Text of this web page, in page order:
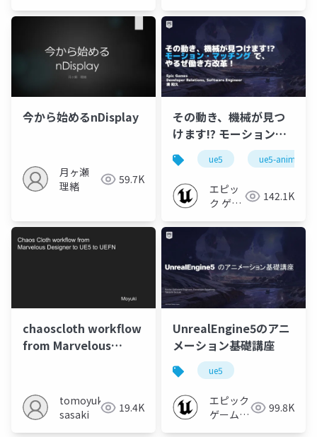
今から始めるnDisplay
月ヶ瀬
理緒
59.7K
その動き、機械が見つ
けます!? モーション・
マッチングで、 やるぜ
働き方改革！
【CEDEC2024】
ue5 ue5-animation
エピッ
ク ゲー
ャパン
142.1K
chaoscloth workflow
from Marvelous
vol.2
tomoyuki
sasaki
19.4K
UnrealEngine5のアニ
メーション基礎講座
ue5
エピック
ゲームズ
99.8K